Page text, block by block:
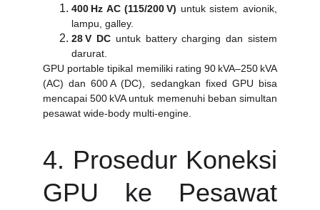
400 Hz AC (115/200 V) untuk sistem avionik,
lampu, galley.
28 V DCuntuk battery charging dan sistem
darurat.
GPU portable tipikal memiliki rating 90 kVA–250 kVA
(AC) dan 600 A (DC), sedangkan fixed GPU bisa
mencapai 500 kVA untuk memenuhi beban simultan
pesawat wide‑body multi‑engine.
4. Prosedur Koneksi
GPU ke Pesawat